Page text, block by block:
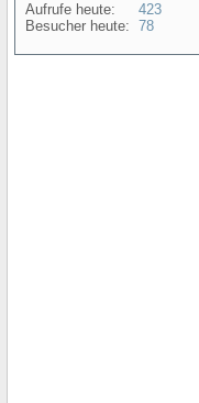
Aufrufe heute:
Besucher heute:
423
78